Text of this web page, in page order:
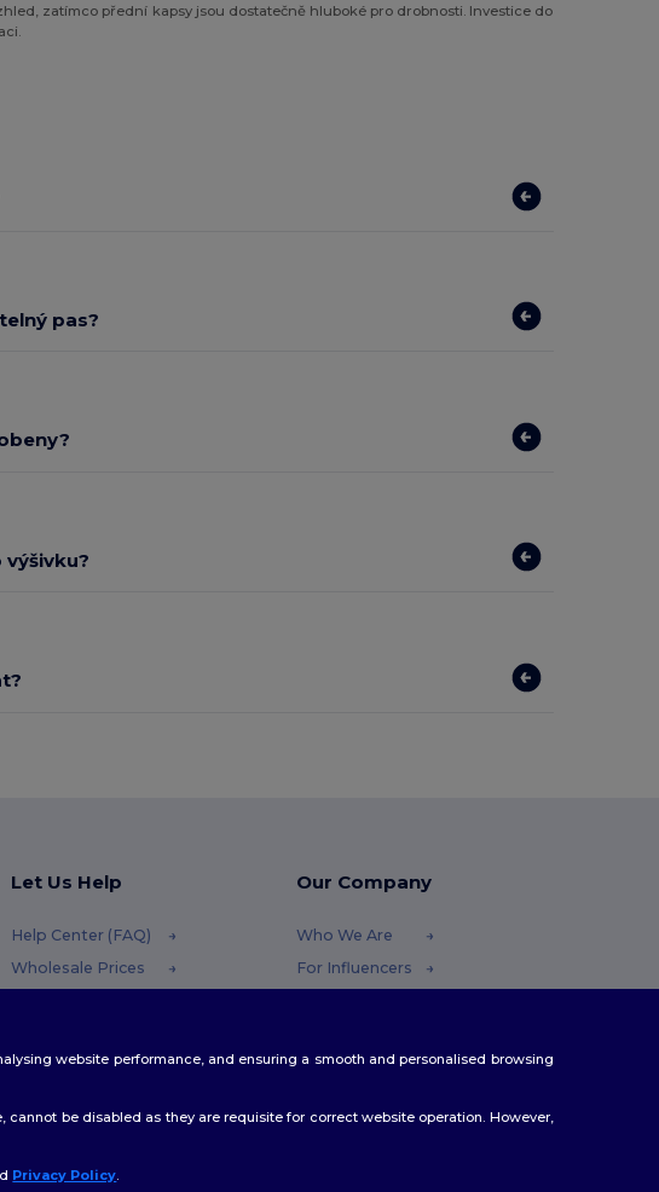
zatímco přední kapsy jsou dostatečně hluboké pro drobnosti. Investice do
pas?
Let Us Help
Help Center (FAQ)
Wholesale Prices
Coupon Codes
Our Company
Who We Are
For Influencers
website performance, and ensuring a smooth and personalised browsing
be disabled as they are requisite for correct website operation. However,
Privacy Policy.
👋 Ahoj